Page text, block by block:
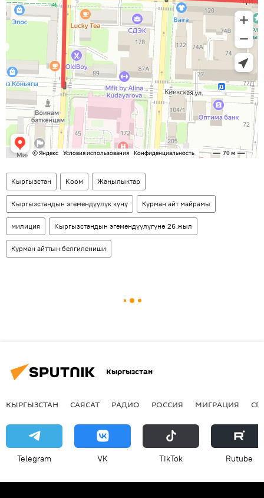
Кыргызстан Коом Жаңылыктар
Кыргызстандын эгемендүүлүк күнү Курман айт майрамы
милиция Кыргызстандын эгемендүүлүгүнө 26 жыл
Курман айттын белгилениши
Кыргызстан
КЫРГЫЗСТАН САЯСАТ РАДИО РОССИЯ МИГРАЦИЯ
Telegram VK ТikТоk Rutube